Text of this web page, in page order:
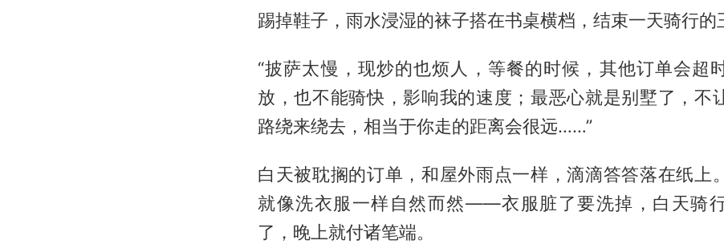
踢掉鞋子，雨水浸湿的袜子搭在书桌横档，结束一天骑行的
“披萨太慢，现炒的也烦人，等餐的时候，其他订单会超
放，也不能骑快，影响我的速度；最恶心就是别墅了，不
路绕来绕去，相当于你走的距离会很远……”
白天被耽搁的订单，和屋外雨点一样，滴滴答答落在纸上
就像洗衣服一样自然而然——衣服脏了要洗掉，白天骑
了，晚上就付诸笔端。